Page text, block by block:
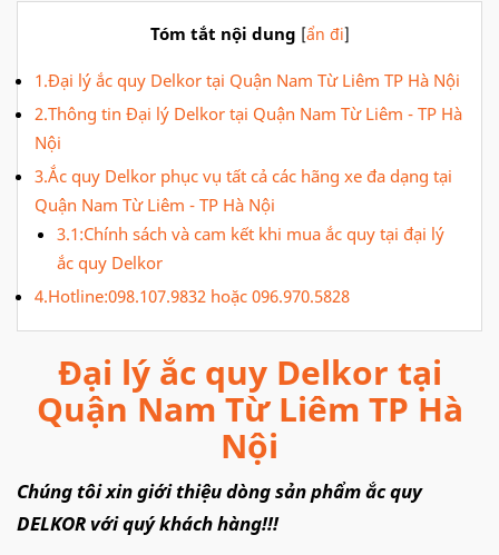
Tóm tắt nội dung [ẩn đi]
1.Đại lý ắc quy Delkor tại Quận Nam Từ Liêm TP Hà Nội
2.Thông tin Đại lý Delkor tại Quận Nam Từ Liêm - TP Hà
Nội
3.Ắc quy Delkor phục vụ tất cả các hãng xe đa dạng tại
Quận Nam Từ Liêm - TP Hà Nội
3.1:Chính sách và cam kết khi mua ắc quy tại đại lý
ắc quy Delkor
4.Hotline:098.107.9832 hoặc 096.970.5828
Đại lý ắc quy Delkor tại
Quận Nam Từ Liêm TP Hà
Nội
Chúng tôi xin giới thiệu dòng sản phẩm ắc quy
DELKOR với quý khách hàng!!!